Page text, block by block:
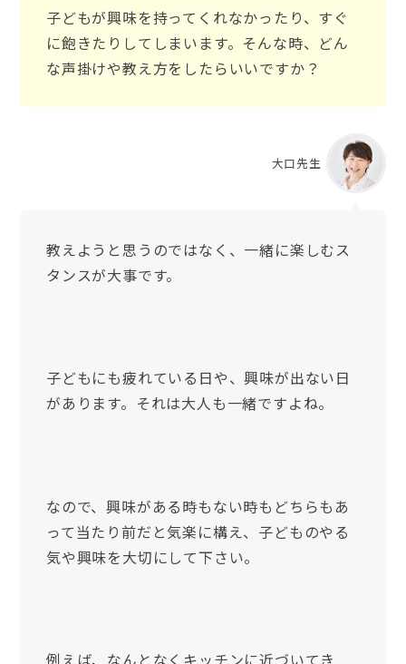
子どもが興味を持ってくれなかったり、すぐ
に飽きたりしてしまいます。そんな時、どん
な声掛けや教え方をしたらいいですか？
大口先生
教えようと思うのではなく、一緒に楽しむス
タンスが大事です。
子どもにも疲れている日や、興味が出ない日
があります。それは大人も一緒ですよね。
なので、興味がある時もない時もどちらもあ
って当たり前だと気楽に構え、子どものやる
気や興味を大切にして下さい。